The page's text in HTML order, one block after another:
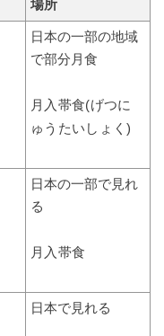
場所
日本の一部の地域
で部分月食
月入帯食(げつに
ゅうたいしょく)
日本の一部で見れ
る
月入帯食
日本で見れる